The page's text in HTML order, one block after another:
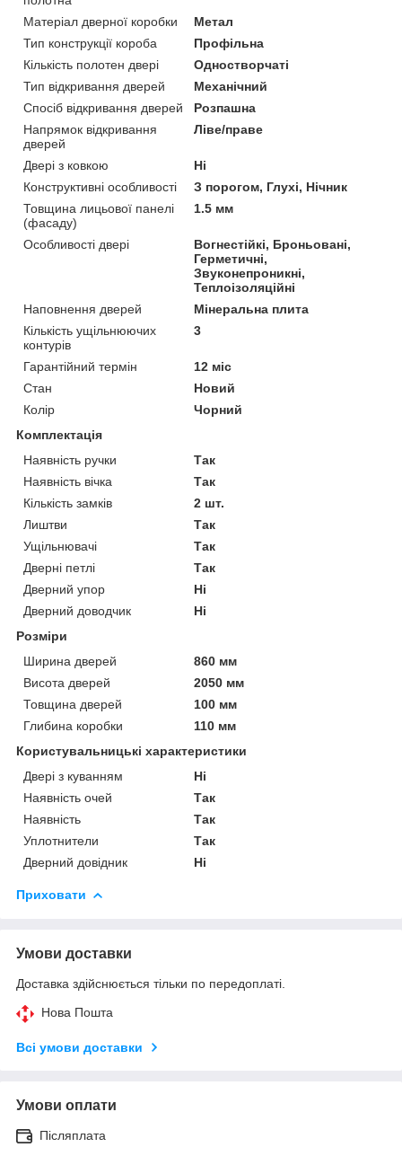
Матеріал дверної коробки
Метал
Тип конструкції короба
Профільна
Кількість полотен двері
Одностворчаті
Тип відкривання дверей
Механічний
Спосіб відкривання дверей
Розпашна
Напрямок відкривання
дверей
Ліве/праве
Двері з ковкою
Ні
Конструктивні особливості
З порогом, Глухі, Нічник
Товщина лицьової панелі
(фасаду)
1.5 мм
Особливості двері
Вогнестійкі, Броньовані,
Герметичні,
Звуконепроникні,
Теплоізоляційні
Наповнення дверей
Мінеральна плита
Кількість ущільнюючих
контурів
3
Гарантійний термін
12 міс
Стан
Новий
Колір
Чорний
Комплектація
Наявність ручки
Так
Наявність вічка
Так
Кількість замків
2 шт.
Лиштви
Так
Ущільнювачі
Так
Дверні петлі
Так
Дверний упор
Ні
Дверний доводчик
Ні
Розміри
Ширина дверей
860 мм
Висота дверей
2050 мм
Товщина дверей
100 мм
Глибина коробки
110 мм
Користувальницькі характеристики
Двері з куванням
Ні
Наявність очей
Так
Наявність
Так
Уплотнители
Так
Дверний довідник
Ні
Приховати
Умови доставки
Доставка здійснюється тільки по передоплаті.
Нова Пошта
Всі умови доставки
Умови оплати
Післяплата